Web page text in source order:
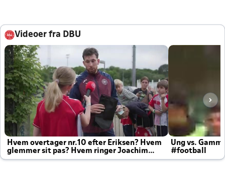
Videoer fra DBU
Hvem overtager nr.10 efter Eriksen? Hvem
glemmer sit pas? Hvem ringer Joachim
altid til efter kampe?
Ung vs.
#football